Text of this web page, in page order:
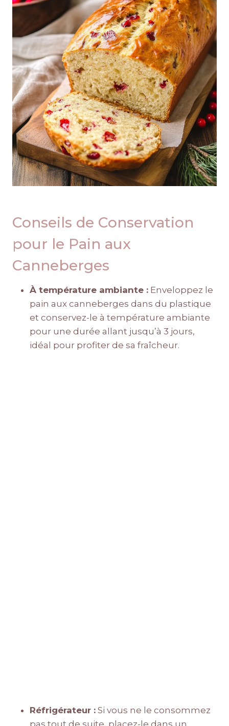
Conseils de Conservation
pour le Pain aux
Canneberges
À température ambiante : Enveloppez le
pain aux canneberges dans du plastique
et conservez-le à température ambiante
pour une durée allant jusqu’à 3 jours,
idéal pour profiter de sa fraîcheur.
Réfrigérateur : Si vous ne le consommez